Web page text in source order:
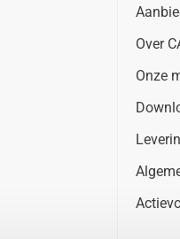
Over
Onze